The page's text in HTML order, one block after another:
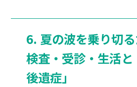
6. 夏の波を乗り切
検査・受診・生活
後遺症」